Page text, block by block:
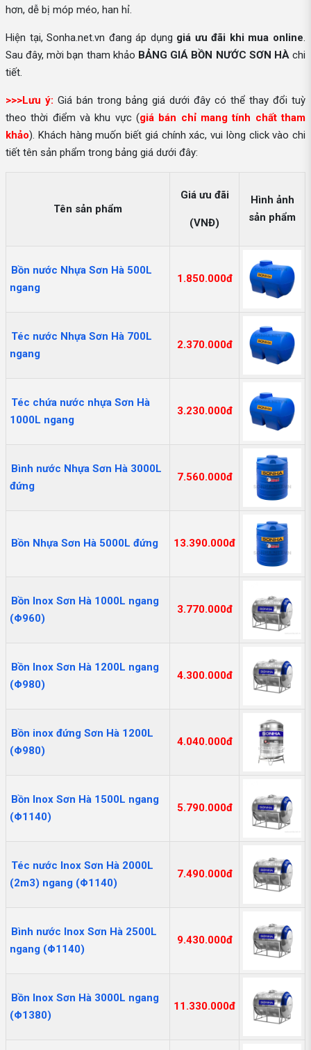
hơn, dễ bị móp méo, han hỉ.
Hiện tại, Sonha.net.vn đang áp dụng giá ưu đãi khi mua online.
Sau đây, mời bạn tham khảo BẢNG GIÁ BỒN NƯỚC SƠN HÀchi
tiết.
>>>Lưu ý: Giá bán trong bảng giá dưới đây có thể thay đổi tuỳ
theo thời điểm và khu vực (giá bán chỉ mang tính chất tham
khảo). Khách hàng muốn biết giá chính xác, vui lòng click vào chi
tiết tên sản phẩm trong bảng giá dưới đây:
Tên sản phẩm
Giá ưu đãi
(VNĐ)
Hình ảnh
sản phẩm
Bồn nước Nhựa Sơn Hà 500L
ngang
1.850.000đ
Téc nước Nhựa Sơn Hà 700L
ngang
2.370.000đ
Téc chứa nước nhựa Sơn Hà
1000L ngang
3.230.000đ
Bình nước Nhựa Sơn Hà 3000L
đứng
7.560.000đ
Bồn Nhựa Sơn Hà 5000L đứng 13.390.000đ
Bồn Inox Sơn Hà 1000L ngang
(Φ960)
3.770.000đ
Bồn Inox Sơn Hà 1200L ngang
(Φ980)
4.300.000đ
Bồn inox đứng Sơn Hà 1200L
(Φ980)
4.040.000đ
Bồn Inox Sơn Hà 1500L ngang
(Φ1140)
5.790.000đ
Téc nước Inox Sơn Hà 2000L
(2m3) ngang (Φ1140)
7.490.000đ
Bình nước Inox Sơn Hà 2500L
ngang (Φ1140)
9.430.000đ
Bồn Inox Sơn Hà 3000L ngang
(Φ1380)
11.330.000đ